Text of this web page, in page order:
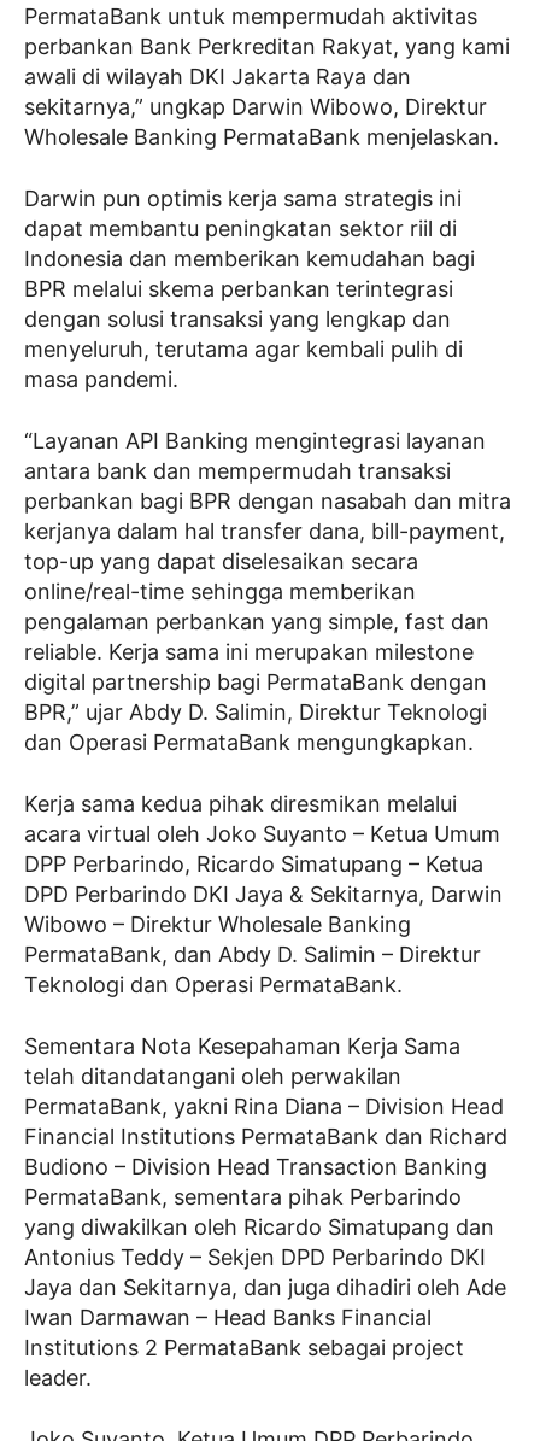
PermataBank untuk mempermudah aktivitas
perbankan Bank Perkreditan Rakyat, yang kami
awali di wilayah DKI Jakarta Raya dan
sekitarnya,” ungkap Darwin Wibowo, Direktur
Wholesale Banking PermataBank menjelaskan.
Darwin pun optimis kerja sama strategis ini
dapat membantu peningkatan sektor riil di
Indonesia dan memberikan kemudahan bagi
BPR melalui skema perbankan terintegrasi
dengan solusi transaksi yang lengkap dan
menyeluruh, terutama agar kembali pulih di
masa pandemi.
“Layanan API Banking mengintegrasi layanan
antara bank dan mempermudah transaksi
perbankan bagi BPR dengan nasabah dan mitra
kerjanya dalam hal transfer dana, bill-payment,
top-up yang dapat diselesaikan secara
online/real-time sehingga memberikan
pengalaman perbankan yang simple, fast dan
reliable. Kerja sama ini merupakan milestone
digital partnership bagi PermataBank dengan
BPR,” ujar Abdy D. Salimin, Direktur Teknologi
dan Operasi PermataBank mengungkapkan.
Kerja sama kedua pihak diresmikan melalui
acara virtual oleh Joko Suyanto – Ketua Umum
DPP Perbarindo, Ricardo Simatupang – Ketua
DPD Perbarindo DKI Jaya & Sekitarnya, Darwin
Wibowo – Direktur Wholesale Banking
PermataBank, dan Abdy D. Salimin – Direktur
Teknologi dan Operasi PermataBank.
Sementara Nota Kesepahaman Kerja Sama
telah ditandatangani oleh perwakilan
PermataBank, yakni Rina Diana – Division Head
Financial Institutions PermataBank dan Richard
Budiono – Division Head Transaction Banking
PermataBank, sementara pihak Perbarindo
yang diwakilkan oleh Ricardo Simatupang dan
Antonius Teddy – Sekjen DPD Perbarindo DKI
Jaya dan Sekitarnya, dan juga dihadiri oleh Ade
Iwan Darmawan – Head Banks Financial
Institutions 2 PermataBank sebagai project
leader.